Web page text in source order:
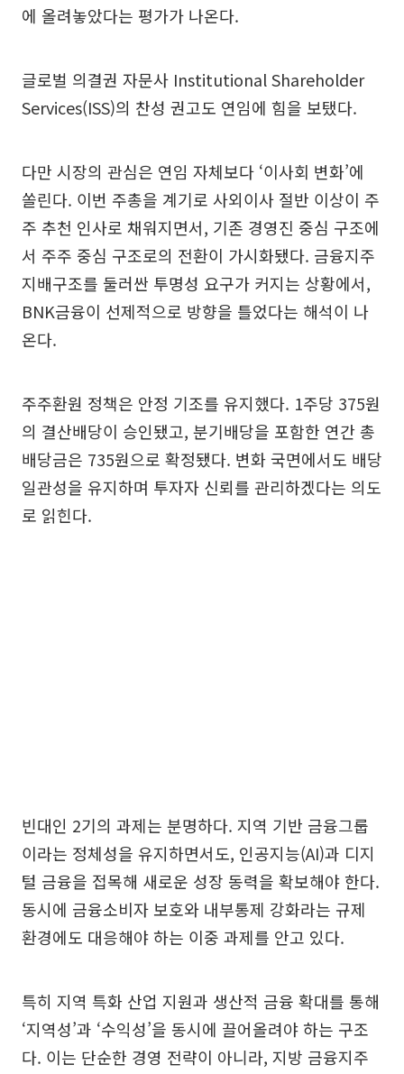
에 올려놓았다는 평가가 나온다.
글로벌 의결권 자문사 Institutional Shareholder
Services(ISS)의 찬성 권고도 연임에 힘을 보탰다.
다만 시장의 관심은 연임 자체보다 ‘이사회 변화’에
쏠린다. 이번 주총을 계기로 사외이사 절반 이상이 주
주 추천 인사로 채워지면서, 기존 경영진 중심 구조에
서 주주 중심 구조로의 전환이 가시화됐다. 금융지주
지배구조를 둘러싼 투명성 요구가 커지는 상황에서,
BNK금융이 선제적으로 방향을 틀었다는 해석이 나
온다.
주주환원 정책은 안정 기조를 유지했다. 1주당 375원
의 결산배당이 승인됐고, 분기배당을 포함한 연간 총
배당금은 735원으로 확정됐다. 변화 국면에서도 배당
일관성을 유지하며 투자자 신뢰를 관리하겠다는 의도
로 읽힌다.
빈대인 2기의 과제는 분명하다. 지역 기반 금융그룹
이라는 정체성을 유지하면서도, 인공지능(AI)과 디지
털 금융을 접목해 새로운 성장 동력을 확보해야 한다.
동시에 금융소비자 보호와 내부통제 강화라는 규제
환경에도 대응해야 하는 이중 과제를 안고 있다.
특히 지역 특화 산업 지원과 생산적 금융 확대를 통해
‘지역성’과 ‘수익성’을 동시에 끌어올려야 하는 구조
다. 이는 단순한 경영 전략이 아니라, 지방 금융지주